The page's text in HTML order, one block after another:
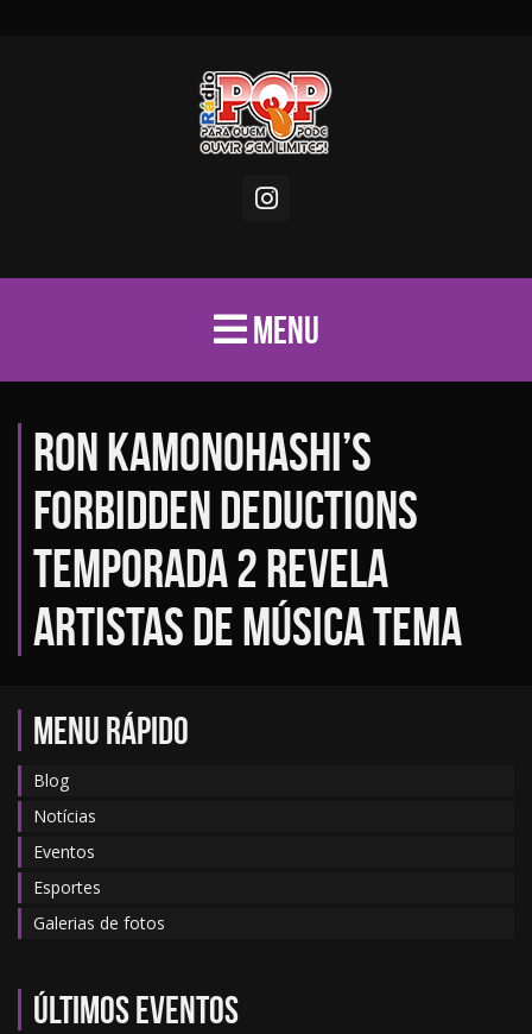
MENU
Ron Kamonohashi’s
Forbidden Deductions
Temporada 2 revela
artistas de música tema
MENU RÁPIDO
Blog
Notícias
Eventos
Esportes
Galerias de fotos
Últimos eventos